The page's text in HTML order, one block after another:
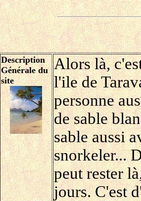
Description
Générale du
site
Alors là,
l'ile de
personne
de sable
sable aussi
snorkeler...
peut rester
jours. C'est